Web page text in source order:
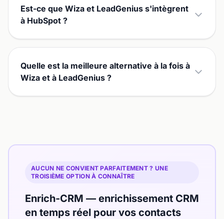
Est-ce que Wiza et LeadGenius s'intègrent
à HubSpot ?
Quelle est la meilleure alternative à la fois à
Wiza et à LeadGenius ?
AUCUN NE CONVIENT PARFAITEMENT ? UNE
TROISIÈME OPTION À CONNAÎTRE
Enrich-CRM — enrichissement CRM
en temps réel pour vos contacts